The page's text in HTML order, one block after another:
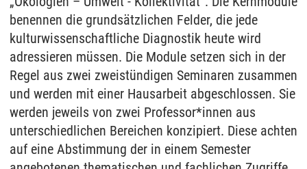
benennen die grundsätzlichen Felder, die jede
kulturwissenschaftliche Diagnostik heute wird
adressieren müssen. Die Module setzen sich in der
Regel aus zwei zweistündigen Seminaren zusammen
und werden mit einer Hausarbeit abgeschlossen. Sie
werden jeweils von zwei Professor*innen aus
unterschiedlichen Bereichen konzipiert. Diese achten
auf eine Abstimmung der in einem Semester